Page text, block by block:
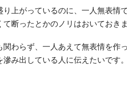
上がっているのに、一人無表情
断ったとかのノリはおいておきま
わらず、一人あえて無表情を作
み出している人に伝えたいです。